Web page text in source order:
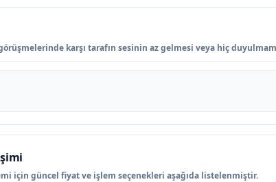
karşı tarafın sesinin az gelmesi veya hiç
için güncel fiyat ve işlem seçenekleri aşağıda listelenmiştir.